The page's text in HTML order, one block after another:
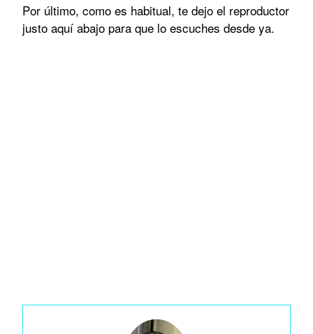
Por último, como es habitual, te dejo el reproductor
justo aquí abajo para que lo escuches desde ya.